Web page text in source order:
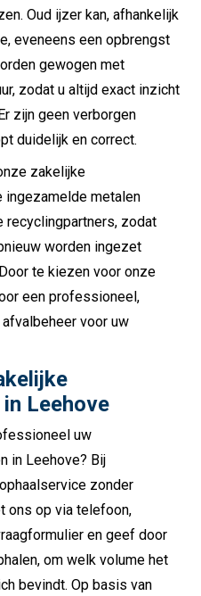
Oud ijzer kan, afhankelijk
eveneens een opbrengst
gewogen met
zodat u altijd exact inzicht
zijn geen verborgen
duidelijk en correct.
zakelijke
ingezamelde metalen
recyclingpartners, zodat
worden ingezet
te kiezen voor onze
een professioneel,
voor uw
Leehove
uw
in Leehove? Bij
zonder
ons op via telefoon,
en geef door
om welk volume het
bevindt. Op basis van